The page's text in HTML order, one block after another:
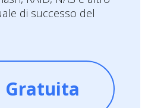
di successo del
Gratuita